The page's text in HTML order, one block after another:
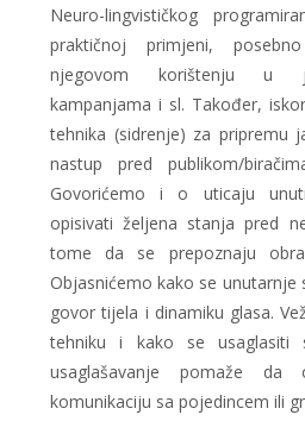
Neuro-lingvističkog
praktičnoj primjeni,
njegovom korištenju u
kampanjama i sl. Također,
tehnika (sidrenje) za pripremu
nastup pred publikom/
Govorićemo i o uticaju
opisivati željena stanja pred
tome da se prepoznaju
Objasnićemo kako se
govor tijela i dinamiku glasa.
tehniku i kako se usaglasiti
usaglašavanje pomaže
komunikaciju sa pojedincem ili